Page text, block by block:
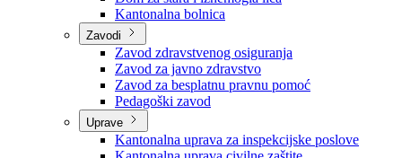
Ustanove
Centar za socijalni rad
Dom za stara i iznemogla lica
Kantonalna bolnica
Zavodi
Zavod zdravstvenog osiguranja
Zavod za javno zdravstvo
Zavod za besplatnu pravnu pomoć
Pedagoški zavod